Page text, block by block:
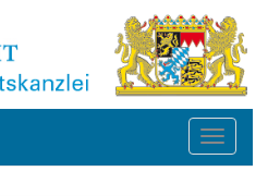
Toggle